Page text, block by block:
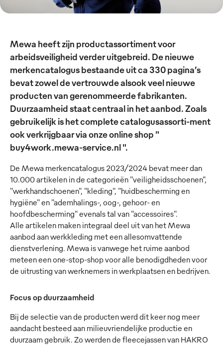
Mewa heeft zijn productassortiment voor
arbeidsveiligheid verder uitgebreid. De nieuwe
merkencatalogus bestaande uit ca 330 pagina’s
bevat zowel de vertrouwde alsook veel nieuwe
producten van gerenommeerde fabrikanten.
Duurzaamheid staat centraal in het aanbod. Zoals
gebruikelijk is het complete catalogusassorti-ment
ook verkrijgbaar via onze online shop "
buy4work.mewa-service.nl ".
De Mewa merkencatalogus 2023/2024 bevat meer dan
10.000 artikelen in de categorieën "veiligheidsschoenen",
"werkhandschoenen", "kleding", "huidbescherming en
hygiëne" en "ademhalings-, oog-, gehoor- en
hoofdbescherming" evenals tal van "accessoires".
Alle artikelen maken integraal deel uit van het Mewa
aanbod aan werkkleding met een allesomvattende
dienstverlening. Mewa is vanwege het ruime aanbod
meteen een one-stop-shop voor alle benodigdheden voor
de uitrusting van werknemers in werkplaatsen en bedrijven.
Focus op duurzaamheid
Bij de selectie van de producten werd dit keer nog meer
aandacht besteed aan milieuvriendelijke productie en
duurzaam gebruik. Zo werden de fleecejassen van HAKRO